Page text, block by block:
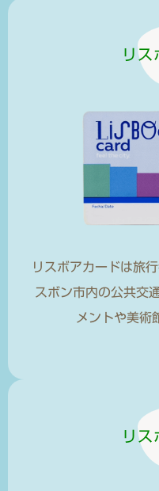
リス
リスボアカードは旅
スボン市内の公共交
メントや美術
リス